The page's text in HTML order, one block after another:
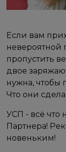
Если вам
невероятной
пропустить
двое
нужна, чтобы
Что они
УСП - всё что
Партнера!
новеньким!